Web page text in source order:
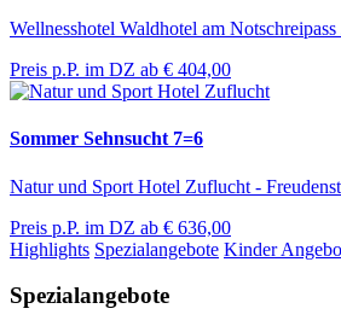
Wellnesshotel Waldhotel am
Preis p.P. im DZ ab € 404,00
Sommer Sehnsucht 7=6
Natur und Sport Hotel Zuflucht -
Preis p.P. im DZ ab € 636,00
Highlights Spezialangebote Kinder
Spezialangebote